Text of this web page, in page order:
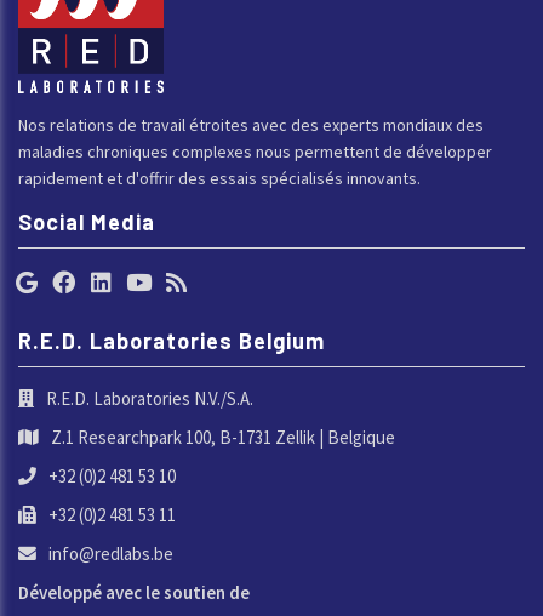
Nos relations de travail étroites avec des experts mondiaux des
maladies chroniques complexes nous permettent de développer
rapidement et d'offrir des essais spécialisés innovants.
Social Media
R.E.D. Laboratories Belgium
R.E.D. Laboratories N.V./S.A.
Z.1 Researchpark 100, B-1731 Zellik | Belgique
+32 (0)2 481 53 10
+32 (0)2 481 53 11
info@redlabs.be
Développé avec le soutien de